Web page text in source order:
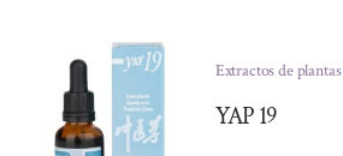
Extractos de plantas
YAP 19